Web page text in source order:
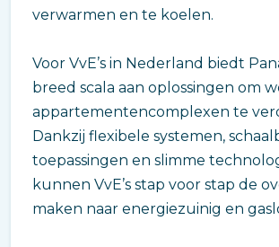
verwarmen en te koelen.
Voor VvE’s in Nederland biedt
breed scala aan oplossingen om
appartementencomplexen te
Dankzij flexibele systemen,
toepassingen en slimme
kunnen VvE’s stap voor stap de
maken naar energiezuinig en